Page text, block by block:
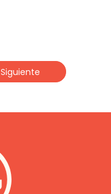
Siguiente